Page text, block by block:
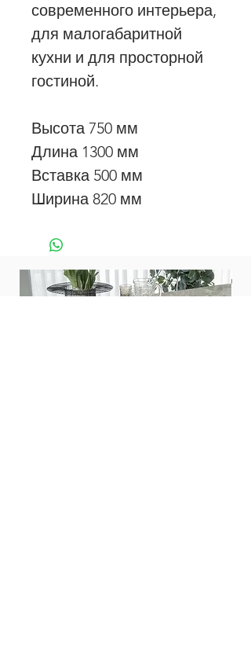
современного интерьера,
для малогабаритной
кухни и для просторной
гостиной.
Высота 750 мм
Длина 1300 мм
Вставка 500 мм
Ширина 820 мм